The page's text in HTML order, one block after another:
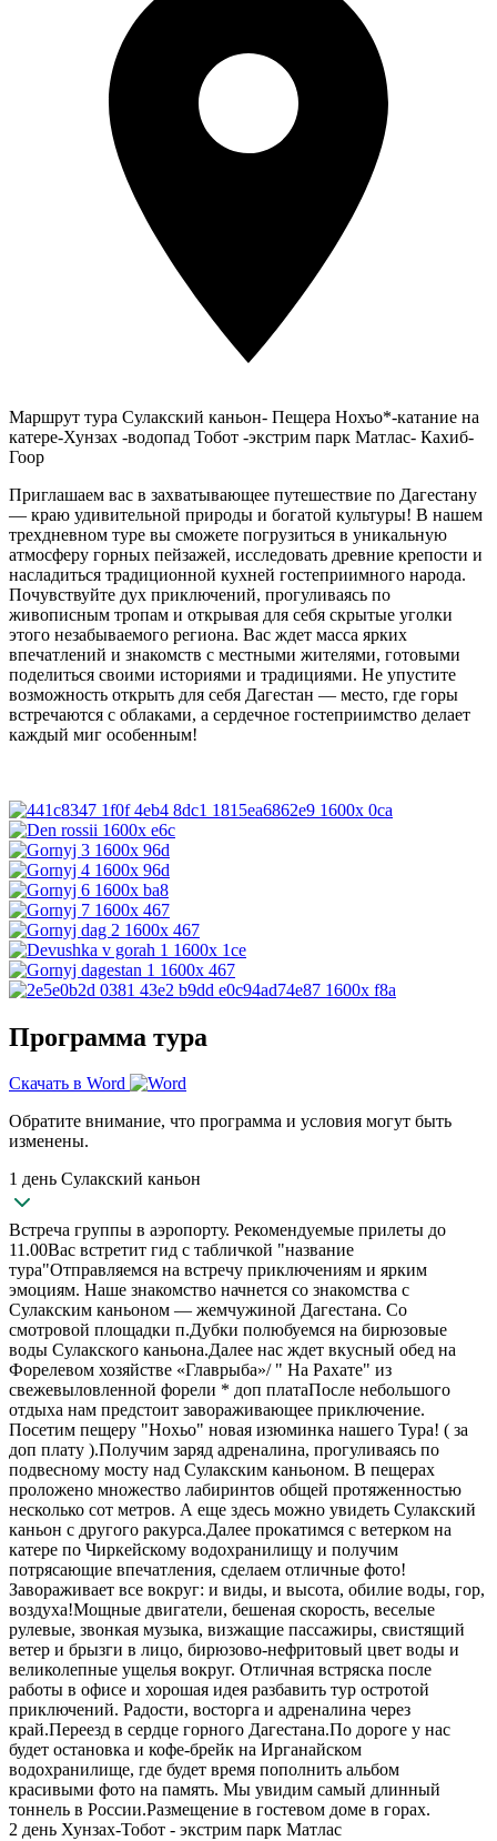
Маршрут тура Сулакский каньон- Пещера Нохъо*-катание на
катере-Хунзах -водопад Тобот -экстрим парк Матлас- Кахиб-
Гоор
Приглашаем вас в захватывающее путешествие по Дагестану
— краю удивительной природы и богатой культуры! В нашем
трехдневном туре вы сможете погрузиться в уникальную
атмосферу горных пейзажей, исследовать древние крепости и
насладиться традиционной кухней гостеприимного народа.
Почувствуйте дух приключений, прогуливаясь по
живописным тропам и открывая для себя скрытые уголки
этого незабываемого региона. Вас ждет масса ярких
впечатлений и знакомств с местными жителями, готовыми
поделиться своими историями и традициями. Не упустите
возможность открыть для себя Дагестан — место, где горы
встречаются с облаками, а сердечное гостеприимство делает
каждый миг особенным!
Программа тура
Скачать в Word
Обратите внимание, что программа и условия могут быть
изменены.
1 день Сулакский каньон
Встреча группы в аэропорту. Рекомендуемые прилеты до
11.00Вас встретит гид с табличкой "название
тура"Отправляемся на встречу приключениям и ярким
эмоциям. Наше знакомство начнется со знакомства с
Сулакским каньоном — жемчужиной Дагестана. Со
смотровой площадки п.Дубки полюбуемся на бирюзовые
воды Сулакского каньона.Далее нас ждет вкусный обед на
Форелевом хозяйстве «Главрыба»/ " На Рахате" из
свежевыловленной форели * доп платаПосле небольшого
отдыха нам предстоит завораживающее приключение.
Посетим пещеру "Нохьо" новая изюминка нашего Тура! ( за
доп плату ).Получим заряд адреналина, прогуливаясь по
подвесному мосту над Сулакским каньоном. В пещерах
проложено множество лабиринтов общей протяженностью
несколько сот метров. А еще здесь можно увидеть Сулакский
каньон с другого ракурса.Далее прокатимся с ветерком на
катере по Чиркейскому водохранилищу и получим
потрясающие впечатления, сделаем отличные фото!
Завораживает все вокруг: и виды, и высота, обилие воды, гор,
воздуха!Мощные двигатели, бешеная скорость, веселые
рулевые, звонкая музыка, визжащие пассажиры, свистящий
ветер и брызги в лицо, бирюзово-нефритовый цвет воды и
великолепные ущелья вокруг. Отличная встряска после
работы в офисе и хорошая идея разбавить тур остротой
приключений. Радости, восторга и адреналина через
край.Переезд в сердце горного Дагестана.По дороге у нас
будет остановка и кофе-брейк на Ирганайском
водохранилище, где будет время пополнить альбом
красивыми фото на память. Мы увидим самый длинный
тоннель в России.Размещение в гостевом доме в горах.
2 день Хунзах-Тобот - экстрим парк Матлас